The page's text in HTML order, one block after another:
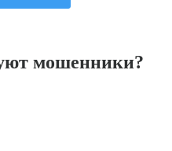
мошенники?